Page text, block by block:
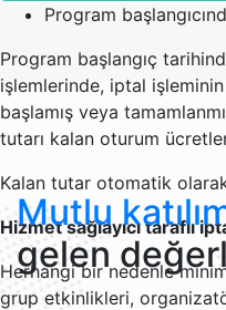
Program
Program başlangıç
işlemlerinde, iptal
başlamış veya
tutarı kalan oturum
Kalan tutar otomatik
Hizmet sağlayıcı taraflı
Herhangi bir nedenle
grup etkinlikleri,
Mutlu
gelen